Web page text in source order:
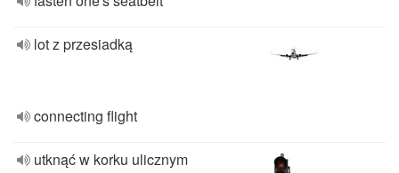
lot z przesiadką
connecting flight
utknąć w korku ulicznym